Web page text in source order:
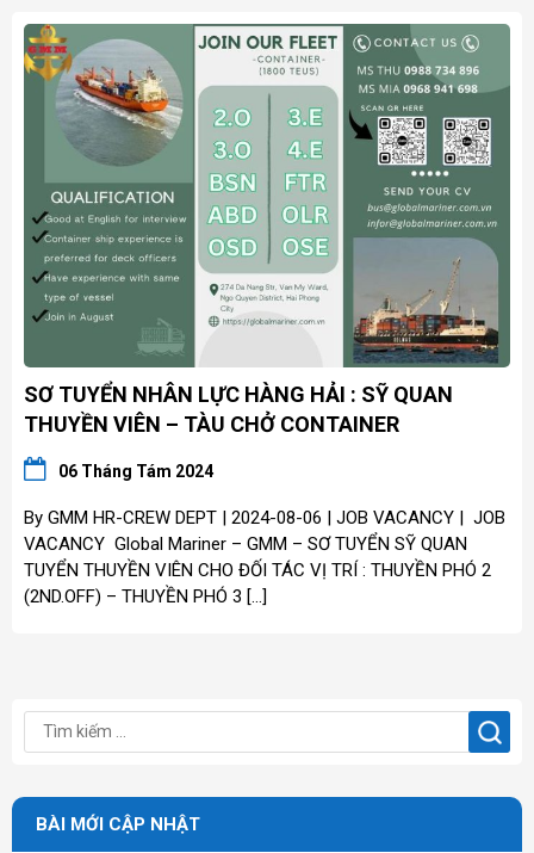
SƠ TUYỂN NHÂN LỰC HÀNG HẢI : SỸ QUAN
THUYỀN VIÊN – TÀU CHỞ CONTAINER
06 Tháng Tám 2024
By GMM HR-CREW DEPT | 2024-08-06 | JOB VACANCY | JOB
VACANCY Global Mariner – GMM – SƠ TUYỂN SỸ QUAN
TUYỂN THUYỀN VIÊN CHO ĐỐI TÁC VỊ TRÍ : THUYỀN PHÓ 2
(2ND.OFF) – THUYỀN PHÓ 3 […]
BÀI MỚI CẬP NHẬT